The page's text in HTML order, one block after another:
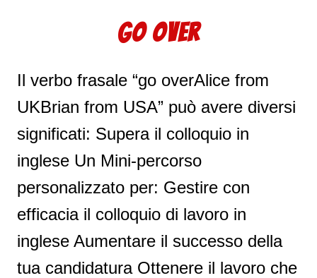
GO OVER
Il verbo frasale “go overAlice from
UKBrian from USA” può avere diversi
significati: Supera il colloquio in
inglese Un Mini-percorso
personalizzato per: Gestire con
efficacia il colloquio di lavoro in
inglese Aumentare il successo della
tua candidatura Ottenere il lavoro che